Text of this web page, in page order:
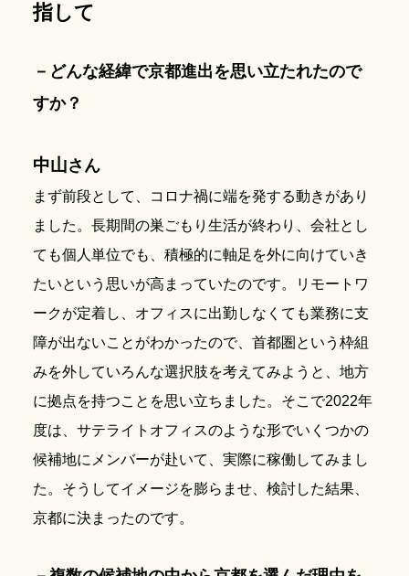
指して
－どんな経緯で京都進出を思い立たれたので
すか？
中山さん
まず前段として、コロナ禍に端を発する動きがあり
ました。長期間の巣ごもり生活が終わり、会社とし
ても個人単位でも、積極的に軸足を外に向けていき
たいという思いが高まっていたのです。リモートワ
ークが定着し、オフィスに出勤しなくても業務に支
障が出ないことがわかったので、首都圏という枠組
みを外していろんな選択肢を考えてみようと、地方
に拠点を持つことを思い立ちました。そこで2022年
度は、サテライトオフィスのような形でいくつかの
候補地にメンバーが赴いて、実際に稼働してみまし
た。そうしてイメージを膨らませ、検討した結果、
京都に決まったのです。